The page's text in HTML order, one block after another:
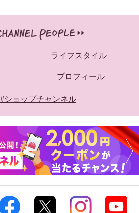
ライフスタイル
プロフィール
#ショップチャンネル